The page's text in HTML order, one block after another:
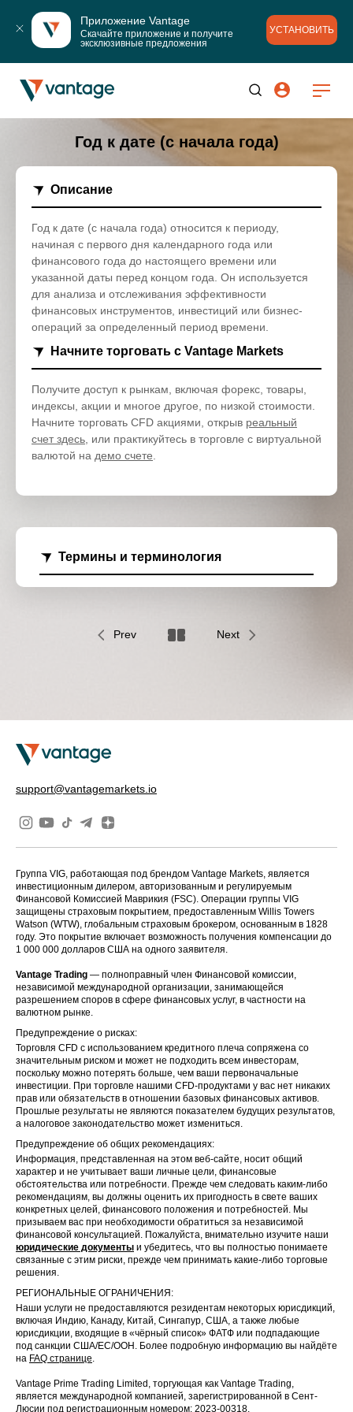
Приложение Vantage
Скачайте приложение и получите
эксклюзивные предложения
УСТАНОВИТЬ
Год к дате (с начала года)
Описание
Год к дате (с начала года) относится к периоду,
начиная с первого дня календарного года или
финансового года до настоящего времени или
указанной даты перед концом года. Он используется
для анализа и отслеживания эффективности
финансовых инструментов, инвестиций или бизнес-
операций за определенный период времени.
Начните торговать с Vantage Markets
Получите доступ к рынкам, включая форекс, товары,
индексы, акции и многое другое, по низкой стоимости.
Начните торговать CFD акциями, открыв реальный
счет здесь , или практикуйтесь в торговле с виртуальной
валютой на демо счете
Термины и терминология
Prev Next
support@vantagemarkets.io
Группа VIG, работающая под брендом Vantage Markets, является
инвестиционным дилером, авторизованным и регулируемым
Финансовой Комиссией Маврикия (FSC). Операции группы VIG
защищены страховым покрытием, предоставленным Willis Towers
Watson (WTW), глобальным страховым брокером, основанным в 1828
году. Это покрытие включает возможность получения компенсации до
1 000 000 долларов США на одного заявителя.
Vantage Trading — полноправный член Финансовой комиссии,
независимой международной организации, занимающейся
разрешением споров в сфере финансовых услуг, в частности на
валютном рынке.
Предупреждение о рисках:
Торговля CFD с использованием кредитного плеча сопряжена со
значительным риском и может не подходить всем инвесторам,
поскольку можно потерять больше, чем ваши первоначальные
инвестиции. При торговле нашими CFD-продуктами у вас нет никаких
прав или обязательств в отношении базовых финансовых активов.
Прошлые результаты не являются показателем будущих результатов,
а налоговое законодательство может измениться.
Предупреждение об общих рекомендациях:
Информация, представленная на этом веб-сайте, носит общий
характер и не учитывает ваши личные цели, финансовые
обстоятельства или потребности. Прежде чем следовать каким-либо
рекомендациям, вы должны оценить их пригодность в свете ваших
конкретных целей, финансового положения и потребностей. Мы
призываем вас при необходимости обратиться за независимой
финансовой консультацией. Пожалуйста, внимательно изучите наши
юридические документы и убедитесь, что вы полностью понимаете
связанные с этим риски, прежде чем принимать какие-либо торговые
решения.
РЕГИОНАЛЬНЫЕ ОГРАНИЧЕНИЯ:
Наши услуги не предоставляются резидентам некоторых юрисдикций,
включая Индию, Канаду, Китай, Сингапур, США, а также любые
юрисдикции, входящие в «чёрный список» ФАТФ или подпадающие
под санкции США/ЕС/ООН. Более подробную информацию вы найдёте
на FAQ странице.
Vantage Prime Trading Limited, торгующая как Vantage Trading,
является международной компанией, зарегистрированной в Сент-
Люсии под регистрационным номером: 2023-00318.